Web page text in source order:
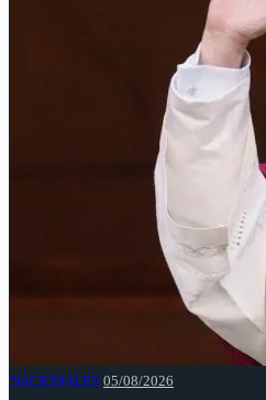
NACIONALES 05/08/2026